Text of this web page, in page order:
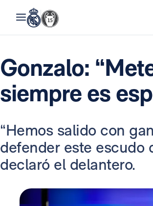
Gonzalo:
siempre es
“Hemos salido con
defender este escudo
declaró el delantero.